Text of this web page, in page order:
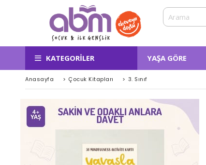
KATEGORILER YAŞA GÖRE
Anasayfa > Çocuk Kitapları > 3. Sınıf